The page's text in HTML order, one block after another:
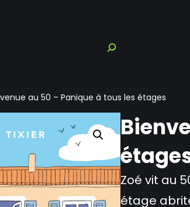
au 50 – Panique à tous les étages
Zoé vit au
étage